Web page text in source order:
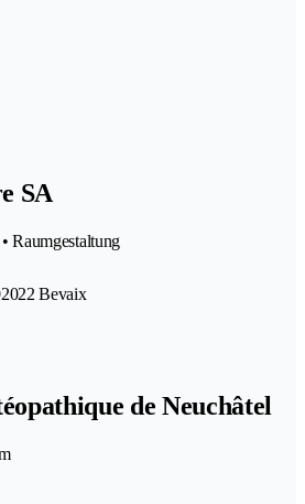
SA
Raumgestaltung
2022 Bevaix
de Neuchâtel